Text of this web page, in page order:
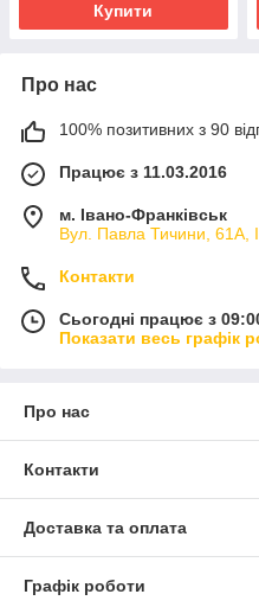
Купити
Про нас
100% позитивних з 90
Працює з 11.03.2016
м. Івано-Франківськ
Вул. Павла Тичини, 61А,
Контакти
Сьогодні працює з
Показати весь графік
Про нас
Контакти
Доставка та оплата
Графік роботи